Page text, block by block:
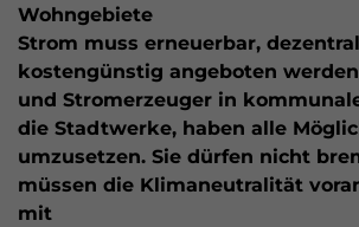
Wohngebiete
Strom muss erneuerbar,
kostengünstig angeboten
und Stromerzeuger in
die Stadtwerke, haben alle
umzusetzen. Sie dürfen nicht
müssen die Klimaneutralität
mit